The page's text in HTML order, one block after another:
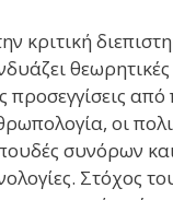
κριτική
θεωρητικές
προσεγγίσεις
οι
συνόρων
Στόχος